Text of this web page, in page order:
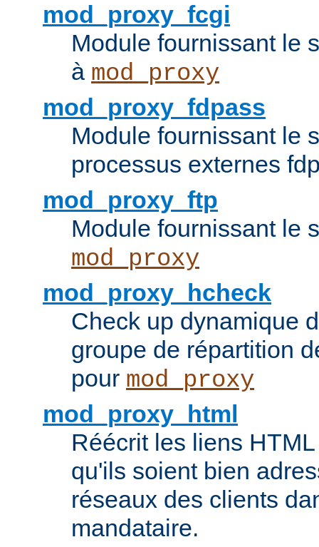
mod_proxy_fcgi
Module fournissant le
à mod_proxy
mod_proxy_fdpass
Module fournissant le
processus externes
mod_proxy_ftp
Module fournissant le
mod_proxy
mod_proxy_hcheck
Check up dynamique
groupe de répartition
pour mod_proxy
mod_proxy_html
Réécrit les liens
qu'ils soient bien
réseaux des clients
mandataire.